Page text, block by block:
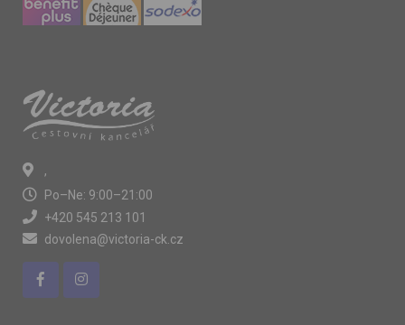
,
Po–Ne: 9:00–21:00
+420 545 213 101
dovolena@victoria-ck.cz